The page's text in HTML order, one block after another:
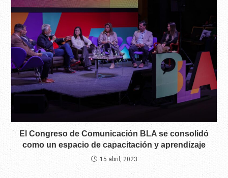
El Congreso de Comunicación BLA se consolidó
como un espacio de capacitación y aprendizaje
15 abril, 2023